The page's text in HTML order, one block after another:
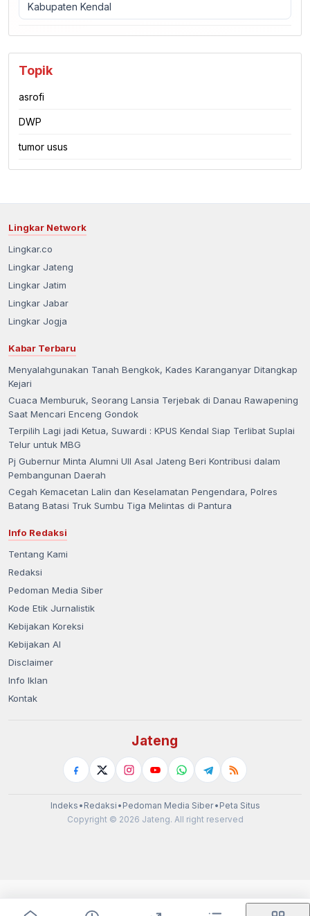
Kabupaten Kendal
Topik
asrofi
DWP
tumor usus
Lingkar Network
Lingkar.co
Lingkar Jateng
Lingkar Jatim
Lingkar Jabar
Lingkar Jogja
Kabar Terbaru
Menyalahgunakan Tanah Bengkok, Kades Karanganyar Ditangkap
Kejari
Cuaca Memburuk, Seorang Lansia Terjebak di Danau Rawapening
Saat Mencari Enceng Gondok
Terpilih Lagi jadi Ketua, Suwardi : KPUS Kendal Siap Terlibat Suplai
Telur untuk MBG
Pj Gubernur Minta Alumni UII Asal Jateng Beri Kontribusi dalam
Pembangunan Daerah
Cegah Kemacetan Lalin dan Keselamatan Pengendara, Polres
Batang Batasi Truk Sumbu Tiga Melintas di Pantura
Info Redaksi
Tentang Kami
Redaksi
Pedoman Media Siber
Kode Etik Jurnalistik
Kebijakan Koreksi
Kebijakan AI
Disclaimer
Info Iklan
Kontak
Jateng
Indeks • Redaksi • Pedoman Media Siber• Peta Situs
Copyright © 2026 Jateng. All right reserved